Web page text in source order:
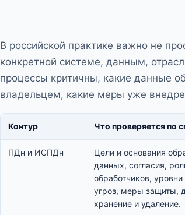
В российской практике важно не
конкретной системе, данным,
процессы критичны, какие данные
владельцем, какие меры уже
Контур Что проверяется по
ПДн и ИСПДн
Цели и основания
данных, согласия,
обработчиков,
угроз, меры защиты,
хранение и удаление.